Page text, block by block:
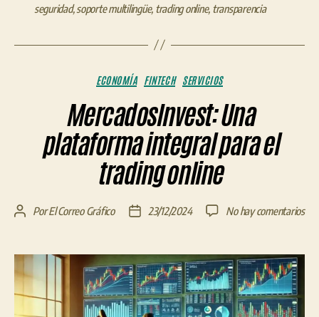
seguridad,soporte multilingüe, trading online, transparencia
Categorías
ECONOMÍA FINTECH SERVICIOS
MercadosInvest: Una
plataforma integral para el
trading online
Autor
entrada
PorEl Correo Gráfico
Fecha
entrada
23/12/2024 No hay comentariosen